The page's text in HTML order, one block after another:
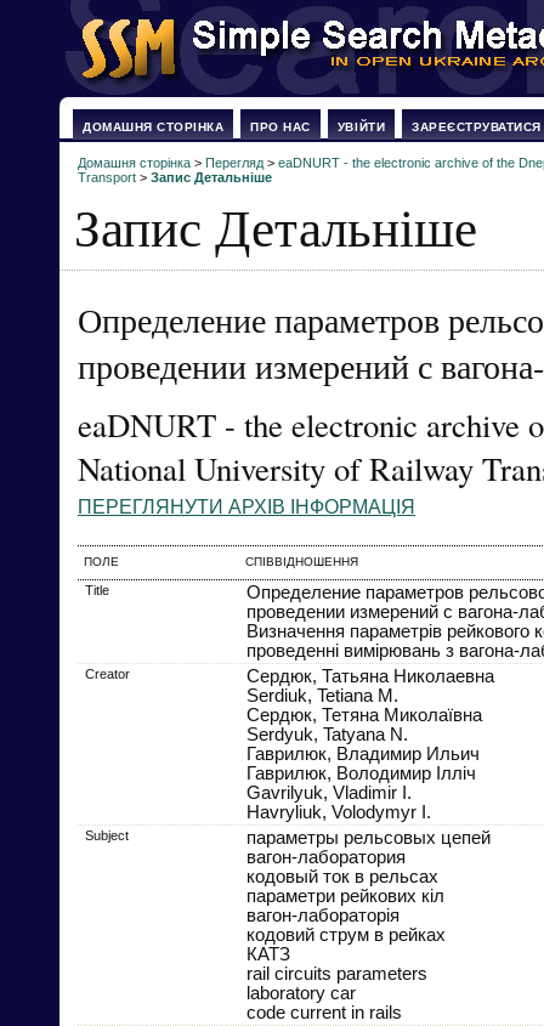
ДОМАШНЯ СТОРІНКА ПРО НАС УВІЙТИ ЗАРЕЄСТРУВАТИСЯ
Домашня сторінка > Перегляд > eaDNURT - the electronic archive of the
Transport > Запис Детальніше
Запис Детальніше
Определение параметров
проведении измерений с
eaDNURT - the electronic archive
National University of Railway
ПЕРЕГЛЯНУТИ АРХІВ ІНФОРМАЦІЯ
ПОЛЕ СПІВВІДНОШЕННЯ
Title
Определение параметров
проведении измерений с вагона-
Визначення параметрів рейкового
проведенні вимірювань з вагона-
Creator
Сердюк, Татьяна Николаевна
Serdiuk, Tetiana M.
Сердюк, Тетяна Миколаївна
Serdyuk, Tatyana N.
Гаврилюк, Владимир Ильич
Гаврилюк, Володимир Ілліч
Gavrilyuk, Vladimir I.
Havryliuk, Volodymyr I.
Subject
параметры рельсовых цепей
вагон-лаборатория
кодовый ток в рельсах
параметри рейкових кіл
вагон-лабораторія
кодовий струм в рейках
КАТЗ
rail circuits parameters
laboratory car
code current in rails